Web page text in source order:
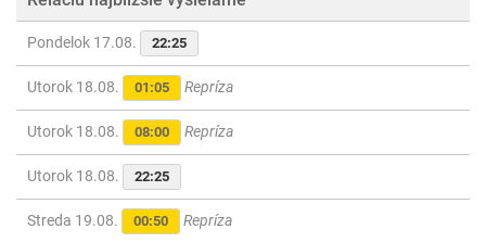
Pondelok 17.08. 22:25
Utorok 18.08. 01:05 Repríza
Utorok 18.08. 08:00 Repríza
Utorok 18.08. 22:25
Streda 19.08. 00:50 Repríza